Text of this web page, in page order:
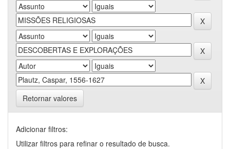
Retornar valores
Adicionar filtros:
Utilizar filtros para refinar o resultado de busca.